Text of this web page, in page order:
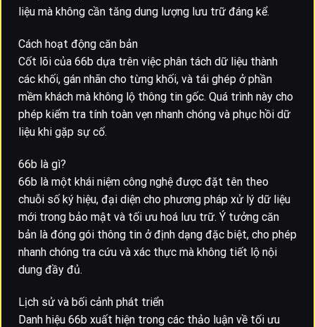
liệu mà không cần tăng dung lượng lưu trữ đáng kể.
Cách hoạt động căn bản
Cốt lõi của 66b dựa trên việc phân tách dữ liệu thành
các khối, gán nhãn cho từng khối, và tái ghép ở phần
mềm khách mà không lộ thông tin gốc. Quá trình này cho
phép kiểm tra tính toàn vẹn nhanh chóng và phục hồi dữ
liệu khi gặp sự cố.
66b là gì?
66b là một khái niệm công nghệ được đặt tên theo
chuỗi số ký hiệu, đại diện cho phương pháp xử lý dữ liệu
mới trong bảo mật và tối ưu hoá lưu trữ. Ý tưởng căn
bản là đóng gói thông tin ở định dạng đặc biệt, cho phép
nhanh chóng tra cứu và xác thực mà không tiết lộ nội
dung đầy đủ.
Lịch sử và bối cảnh phát triển
Danh hiệu 66b xuất hiện trong các thảo luận về tối ưu